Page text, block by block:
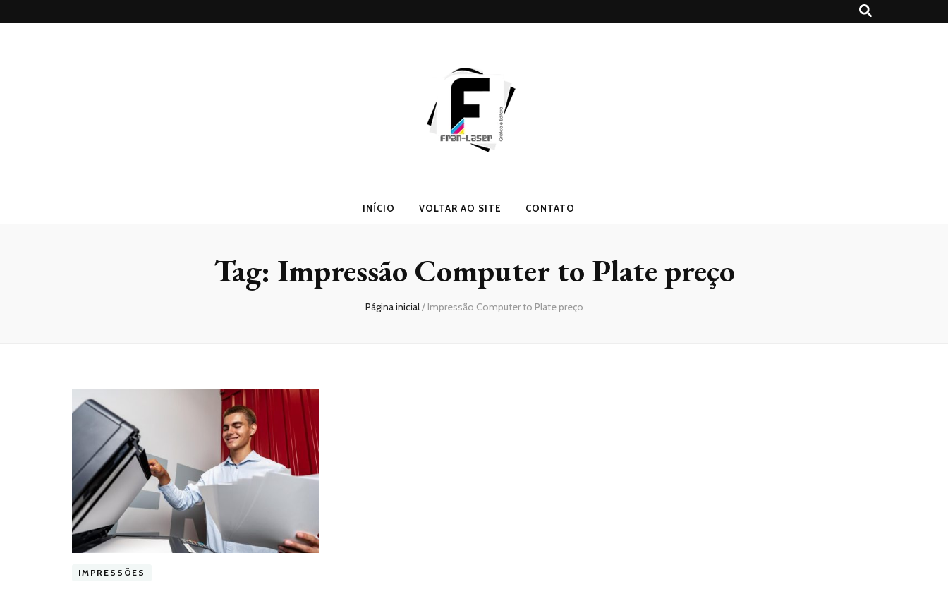
INÍCIO VOLTAR AO SITE CONTATO
Tag: Impressão Computer to Plate preço
Página inicial/ Impressão Computer to Plate preço
IMPRESSÕES